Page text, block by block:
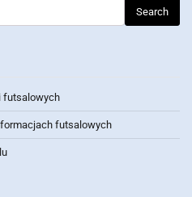
futsalowych
futsalowych